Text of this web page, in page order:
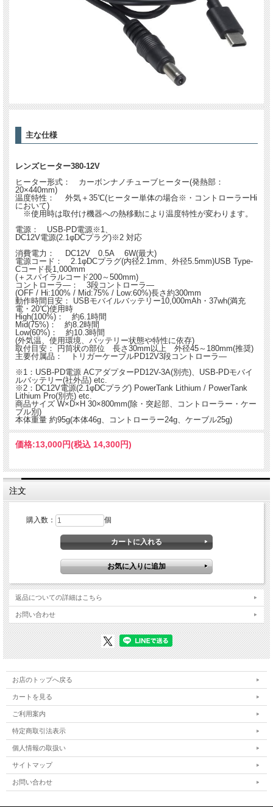
主な仕様
レンズヒーター380-12V
ヒーター形式： カーボンナノチューブヒーター(発熱部：
20×440mm)
温度特性： 外気＋35℃(ヒーター単体の場合※・コントローラーHi
において)
※使用時は取付け機器への熱移動により温度特性が変わります。
電源： USB-PD電源※1、
DC12V電源(2.1φDCプラグ)※2 対応
消費電力： DC12V 0.5A 6W(最大)
電源コード： 2.1φDCプラグ(内径2.1mm、外径5.5mm)USB Type-
Cコード長1,000mm
(＋スパイラルコード200～500mm)
コントローラ―： 3段コントローラ―
(OFF / Hi:100% / Mid:75% / Low:60%)長さ約300mm
動作時間目安： USBモバイルバッテリー10,000mAh・37wh(満充
電・20℃)使用時
High(100%)： 約6.1時間
Mid(75%)： 約8.2時間
Low(60%)： 約10.3時間
(外気温、使用環境、バッテリー状態や特性に依存)
取付目安： 円筒状の部位 長さ30mm以上 外径45～180mm(推奨)
主要付属品： トリガーケーブルPD12V3段コントローラ―
※1：USB-PD電源 ACアダプターPD12V-3A(別売)、USB-PDモバイ
ルバッテリー(社外品) etc.
※2：DC12V電源(2.1φDCプラグ) PowerTank Lithium / PowerTank
Lithium Pro(別売) etc.
商品サイズ W×D×H 30×800mm(除・突起部、コントローラー・ケー
ブル別)
本体重量 約95g(本体46g、コントローラー24g、ケーブル25g)
価格:13,000円(税込 14,300円)
注文
購入数： 個
返品についての詳細はこちら
お問い合わせ
お店のトップへ戻る
カートを見る
ご利用案内
特定商取引法表示
個人情報の取扱い
サイトマップ
お問い合わせ